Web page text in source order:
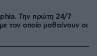
Την πρώτη 24/7
τον οποίο μαθαίνουν οι